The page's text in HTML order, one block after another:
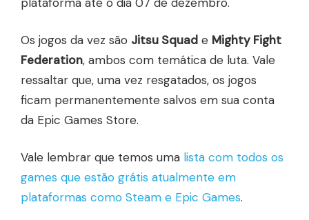
Os jogos da vez são Jitsu Squad e Mighty Fight
Federation, ambos com temática de luta. Vale
ressaltar que, uma vez resgatados, os jogos
ficam permanentemente salvos em sua conta
da Epic Games Store.
Vale lembrar que temos uma lista com todos os
games que estão grátis atualmente em
plataformas como Steam e Epic Games.